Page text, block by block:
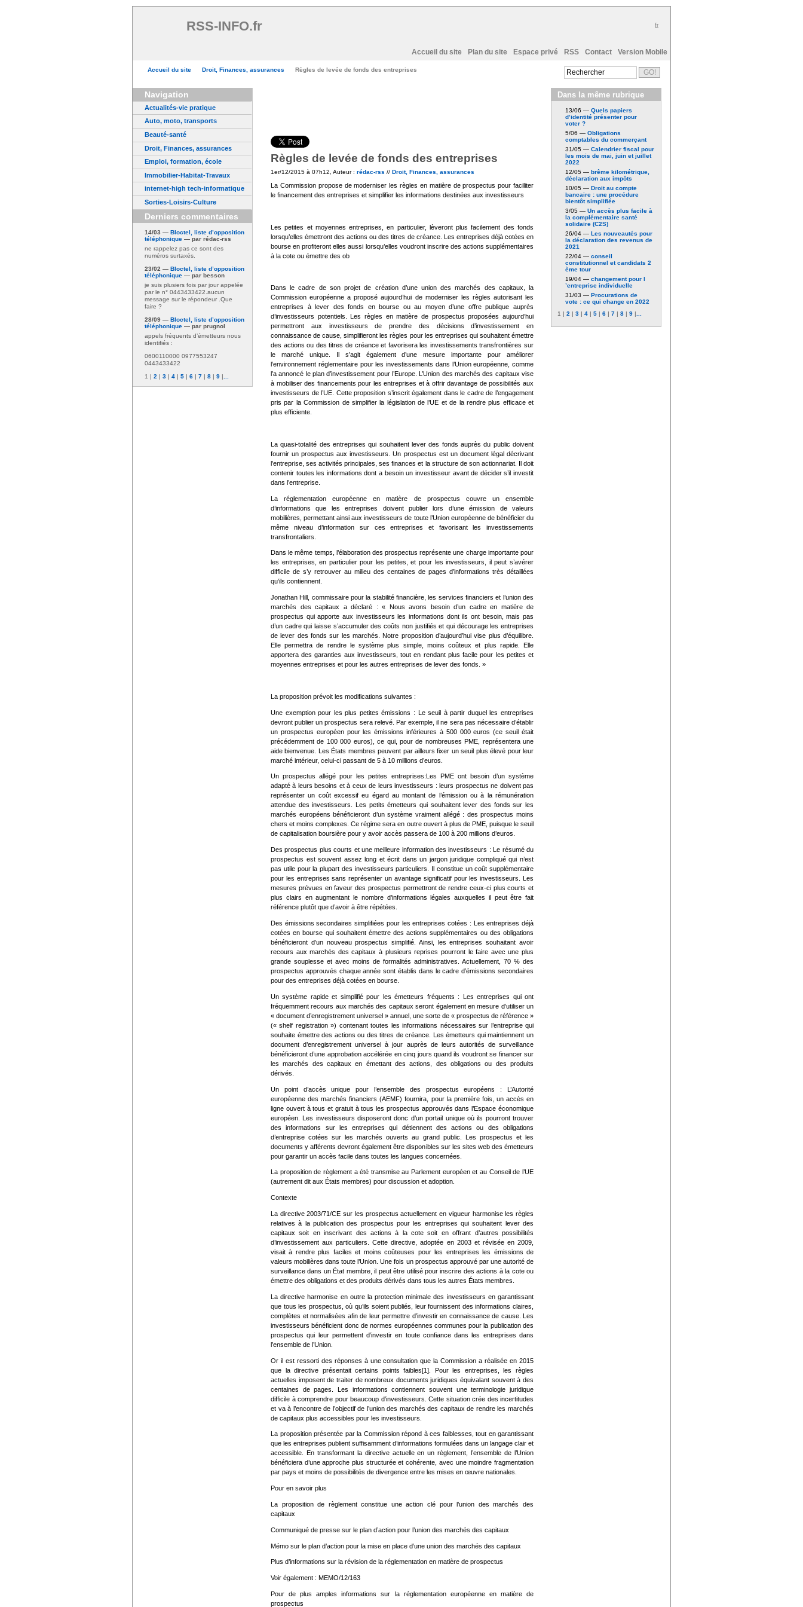
RSS-INFO.fr fr
Accueil du site Plan du site Espace privé RSS Contact Version Mobile
Accueil du site Droit, Finances, assurances Règles de levée de fonds des entreprises
Navigation
Actualités-vie pratique
Auto, moto, transports
Beauté-santé
Droit, Finances, assurances
Emploi, formation, école
Immobilier-Habitat-Travaux
internet-high tech-informatique
Sorties-Loisirs-Culture
Derniers commentaires
14/03 — Bloctel, liste d’opposition
téléphonique — par rédac-rss
ne rappelez pas ce sont des
numéros surtaxés.
23/02 — Bloctel, liste d’opposition
téléphonique — par besson
je suis plusiers fois par jour appelée
par le n° 0443433422.aucun
message sur le répondeur .Que
faire ?
28/09 — Bloctel, liste d’opposition
téléphonique — par prugnol
appels fréquents d’émetteurs nous
identifiés :
0600110000 0977553247
0443433422
1 | 2 | 3 | 4 | 5 | 6 | 7 | 8 | 9 |
Règles de levée de fonds des entreprises
1er/12/2015 à 07h12, Auteur : rédac-rss // Droit, Finances, assurances
La Commission propose de moderniser les règles en matière de prospectus pour faciliter
le financement des entreprises et simplifier les informations destinées aux investisseurs
Les petites et moyennes entreprises, en particulier, lèveront plus facilement des fonds
lorsqu’elles émettront des actions ou des titres de créance. Les entreprises déjà cotées en
bourse en profiteront elles aussi lorsqu’elles voudront inscrire des actions supplémentaires
à la cote ou émettre des ob
Dans le cadre de son projet de création d’une union des marchés des capitaux, la
Commission européenne a proposé aujourd’hui de moderniser les règles autorisant les
entreprises à lever des fonds en bourse ou au moyen d’une offre publique auprès
d’investisseurs potentiels. Les règles en matière de prospectus proposées aujourd’hui
permettront aux investisseurs de prendre des décisions d’investissement en
connaissance de cause, simplifieront les règles pour les entreprises qui souhaitent émettre
des actions ou des titres de créance et favorisera les investissements transfrontières sur
le marché unique. Il s’agit également d’une mesure importante pour améliorer
l’environnement réglementaire pour les investissements dans l’Union européenne, comme
l’a annoncé le plan d’investissement pour l’Europe. L’Union des marchés des capitaux vise
à mobiliser des financements pour les entreprises et à offrir davantage de possibilités aux
investisseurs de l’UE. Cette proposition s’inscrit également dans le cadre de l’engagement
pris par la Commission de simplifier la législation de l’UE et de la rendre plus efficace et
plus efficiente.
La quasi-totalité des entreprises qui souhaitent lever des fonds auprès du public doivent
fournir un prospectus aux investisseurs. Un prospectus est un document légal décrivant
l’entreprise, ses activités principales, ses finances et la structure de son actionnariat. Il doit
contenir toutes les informations dont a besoin un investisseur avant de décider s’il investit
dans l’entreprise.
La réglementation européenne en matière de prospectus couvre un ensemble
d’informations que les entreprises doivent publier lors d’une émission de valeurs
mobilières, permettant ainsi aux investisseurs de toute l’Union européenne de bénéficier du
même niveau d’information sur ces entreprises et favorisant les investissements
transfrontaliers.
Dans le même temps, l’élaboration des prospectus représente une charge importante pour
les entreprises, en particulier pour les petites, et pour les investisseurs, il peut s’avérer
difficile de s’y retrouver au milieu des centaines de pages d’informations très détaillées
qu’ils contiennent.
Jonathan Hill, commissaire pour la stabilité financière, les services financiers et l’union des
marchés des capitaux a déclaré : « Nous avons besoin d’un cadre en matière de
prospectus qui apporte aux investisseurs les informations dont ils ont besoin, mais pas
d’un cadre qui laisse s’accumuler des coûts non justifiés et qui décourage les entreprises
de lever des fonds sur les marchés. Notre proposition d’aujourd’hui vise plus d’équilibre.
Elle permettra de rendre le système plus simple, moins coûteux et plus rapide. Elle
apportera des garanties aux investisseurs, tout en rendant plus facile pour les petites et
moyennes entreprises et pour les autres entreprises de lever des fonds. »
La proposition prévoit les modifications suivantes :
Une exemption pour les plus petites émissions : Le seuil à partir duquel les entreprises
devront publier un prospectus sera relevé. Par exemple, il ne sera pas nécessaire d’établir
un prospectus européen pour les émissions inférieures à 500 000 euros (ce seuil était
précédemment de 100 000 euros), ce qui, pour de nombreuses PME, représentera une
aide bienvenue. Les États membres peuvent par ailleurs fixer un seuil plus élevé pour leur
marché intérieur, celui-ci passant de 5 à 10 millions d’euros.
Un prospectus allégé pour les petites entreprises:Les PME ont besoin d’un système
adapté à leurs besoins et à ceux de leurs investisseurs : leurs prospectus ne doivent pas
représenter un coût excessif eu égard au montant de l’émission ou à la rémunération
attendue des investisseurs. Les petits émetteurs qui souhaitent lever des fonds sur les
marchés européens bénéficieront d’un système vraiment allégé : des prospectus moins
chers et moins complexes. Ce régime sera en outre ouvert à plus de PME, puisque le seuil
de capitalisation boursière pour y avoir accès passera de 100 à 200 millions d’euros.
Des prospectus plus courts et une meilleure information des investisseurs : Le résumé du
prospectus est souvent assez long et écrit dans un jargon juridique compliqué qui n’est
pas utile pour la plupart des investisseurs particuliers. Il constitue un coût supplémentaire
pour les entreprises sans représenter un avantage significatif pour les investisseurs. Les
mesures prévues en faveur des prospectus permettront de rendre ceux-ci plus courts et
plus clairs en augmentant le nombre d’informations légales auxquelles il peut être fait
référence plutôt que d’avoir à être répétées.
Des émissions secondaires simplifiées pour les entreprises cotées : Les entreprises déjà
cotées en bourse qui souhaitent émettre des actions supplémentaires ou des obligations
bénéficieront d’un nouveau prospectus simplifié. Ainsi, les entreprises souhaitant avoir
recours aux marchés des capitaux à plusieurs reprises pourront le faire avec une plus
grande souplesse et avec moins de formalités administratives. Actuellement, 70 % des
prospectus approuvés chaque année sont établis dans le cadre d’émissions secondaires
pour des entreprises déjà cotées en bourse.
Un système rapide et simplifié pour les émetteurs fréquents : Les entreprises qui ont
fréquemment recours aux marchés des capitaux seront également en mesure d’utiliser un
« document d’enregistrement universel » annuel, une sorte de « prospectus de référence »
(« shelf registration ») contenant toutes les informations nécessaires sur l’entreprise qui
souhaite émettre des actions ou des titres de créance. Les émetteurs qui maintiennent un
document d’enregistrement universel à jour auprès de leurs autorités de surveillance
bénéficieront d’une approbation accélérée en cinq jours quand ils voudront se financer sur
les marchés des capitaux en émettant des actions, des obligations ou des produits
dérivés.
Un point d’accès unique pour l’ensemble des prospectus européens : L’Autorité
européenne des marchés financiers (AEMF) fournira, pour la première fois, un accès en
ligne ouvert à tous et gratuit à tous les prospectus approuvés dans l’Espace économique
européen. Les investisseurs disposeront donc d’un portail unique où ils pourront trouver
des informations sur les entreprises qui détiennent des actions ou des obligations
d’entreprise cotées sur les marchés ouverts au grand public. Les prospectus et les
documents y afférents devront également être disponibles sur les sites web des émetteurs
pour garantir un accès facile dans toutes les langues concernées.
La proposition de règlement a été transmise au Parlement européen et au Conseil de l’UE
(autrement dit aux États membres) pour discussion et adoption.
Contexte
La directive 2003/71/CE sur les prospectus actuellement en vigueur harmonise les règles
relatives à la publication des prospectus pour les entreprises qui souhaitent lever des
capitaux soit en inscrivant des actions à la cote soit en offrant d’autres possibilités
d’investissement aux particuliers. Cette directive, adoptée en 2003 et révisée en 2009,
visait à rendre plus faciles et moins coûteuses pour les entreprises les émissions de
valeurs mobilières dans toute l’Union. Une fois un prospectus approuvé par une autorité de
surveillance dans un État membre, il peut être utilisé pour inscrire des actions à la cote ou
émettre des obligations et des produits dérivés dans tous les autres États membres.
La directive harmonise en outre la protection minimale des investisseurs en garantissant
que tous les prospectus, où qu’ils soient publiés, leur fournissent des informations claires,
complètes et normalisées afin de leur permettre d’investir en connaissance de cause. Les
investisseurs bénéficient donc de normes européennes communes pour la publication des
prospectus qui leur permettent d’investir en toute confiance dans les entreprises dans
l’ensemble de l’Union.
Or il est ressorti des réponses à une consultation que la Commission a réalisée en 2015
que la directive présentait certains points faibles[1]. Pour les entreprises, les règles
actuelles imposent de traiter de nombreux documents juridiques équivalant souvent à des
centaines de pages. Les informations contiennent souvent une terminologie juridique
difficile à comprendre pour beaucoup d’investisseurs. Cette situation crée des incertitudes
et va à l’encontre de l’objectif de l’union des marchés des capitaux de rendre les marchés
de capitaux plus accessibles pour les investisseurs.
La proposition présentée par la Commission répond à ces faiblesses, tout en garantissant
que les entreprises publient suffisamment d’informations formulées dans un langage clair et
accessible. En transformant la directive actuelle en un règlement, l’ensemble de l’Union
bénéficiera d’une approche plus structurée et cohérente, avec une moindre fragmentation
par pays et moins de possibilités de divergence entre les mises en œuvre nationales.
Pour en savoir plus
La proposition de règlement constitue une action clé pour l’union des marchés des
capitaux
Communiqué de presse sur le plan d’action pour l’union des marchés des capitaux
Mémo sur le plan d’action pour la mise en place d’une union des marchés des capitaux
Plus d’informations sur la révision de la réglementation en matière de prospectus
Voir également : MEMO/12/163
Pour de plus amples informations sur la réglementation européenne en matière de
prospectus
Dans la même rubrique
13/06 — Quels papiers
d’identité présenter pour
voter ?
5/06 — Obligations
comptables du commerçant
31/05 — Calendrier fiscal pour
les mois de mai, juin et juillet
2022
12/05 — brême kilométrique,
déclaration aux impôts
10/05 — Droit au compte
bancaire : une procédure
bientôt simplifiée
3/05 — Un accès plus facile à
la complémentaire santé
solidaire (C2S)
26/04 — Les nouveautés pour
la déclaration des revenus de
2021
22/04 — conseil
constitutionnel et candidats 2
ème tour
19/04 — changement pour l
’entreprise individuelle
31/03 — Procurations de
vote : ce qui change en 2022
1 | 2 | 3 | 4 | 5 | 6 | 7 | 8 | 9 |